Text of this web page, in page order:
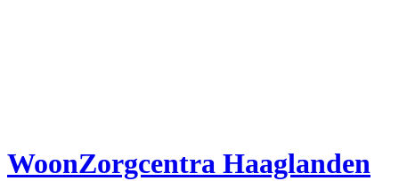
WoonZorgcentra Haaglanden